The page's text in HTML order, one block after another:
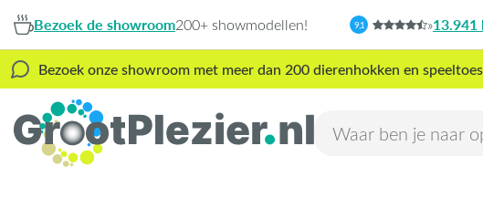
Bezoek de showroom200+ showmodellen! 9,1 »13.941
Bezoek onze showroom met meer dan 200 dierenhokken en